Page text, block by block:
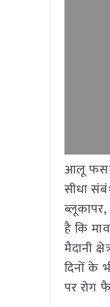
आलू फसल
सीधा
है कि
मैदानी
दिनों के
पर रोग